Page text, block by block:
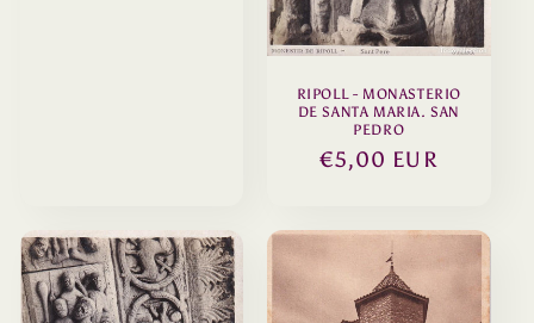
RIPOLL - MONASTERIO
DE SANTA MARIA. SAN
PEDRO
Precio
€5,00 EUR